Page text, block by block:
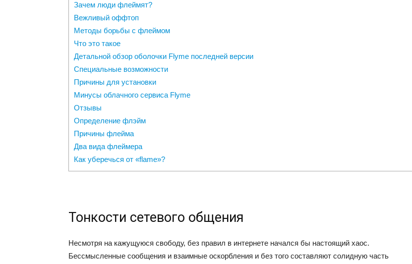
Зачем люди флеймят?
Вежливый оффтоп
Методы борьбы с флеймом
Что это такое
Детальной обзор оболочки Flyme последней версии
Специальные возможности
Причины для установки
Минусы облачного сервиса Flyme
Отзывы
Определение флэйм
Причины флейма
Два вида флеймера
Как уберечься от «flame»?
Тонкости сетевого общения
Несмотря на кажущуюся свободу, без правил в интернете начался бы настоящий хаос.
Бессмысленные сообщения и взаимные оскорбления и без того составляют солидную часть